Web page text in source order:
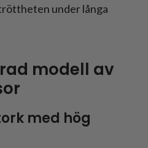
under långa
modell av
med hög